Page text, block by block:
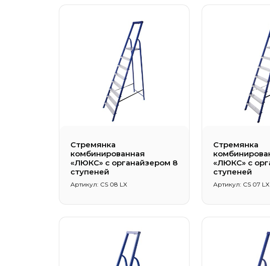
Трансформеры
— Шарнирные алюминиевые 4-х секционные
"стремянка-трансформер"
— Шарнирная алюминиевая лестница 2-х
Правила
— Правила
Стремянка
комбинированная
«ЛЮКС» с органайзером 8
ступеней
Артикул: CS 08 LX
Стремянка
«ЛЮКС» с
ступеней
Артикул: CS 07 LX